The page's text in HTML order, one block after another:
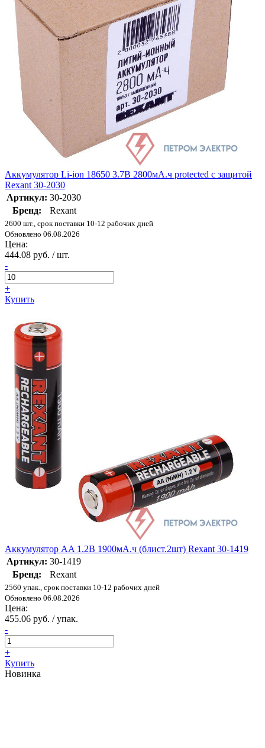
Аккумулятор Li-ion 18650 3.7В 2800мА.ч protected с защитой
Rexant 30-2030
Артикул: 30-2030
Бренд:
Rexant
2600 шт., срок поставки 10-12 рабочих дней
Обновлено 06.08.2026
Цена:
444.08 руб. / шт.
-
+
Купить
Аккумулятор AA 1.2В 1900мА.ч (блист.2шт) Rexant 30-1419
Артикул: 30-1419
Бренд:
Rexant
2560 упак., срок поставки 10-12 рабочих дней
Обновлено 06.08.2026
Цена:
455.06 руб. / упак.
-
+
Купить
Новинка